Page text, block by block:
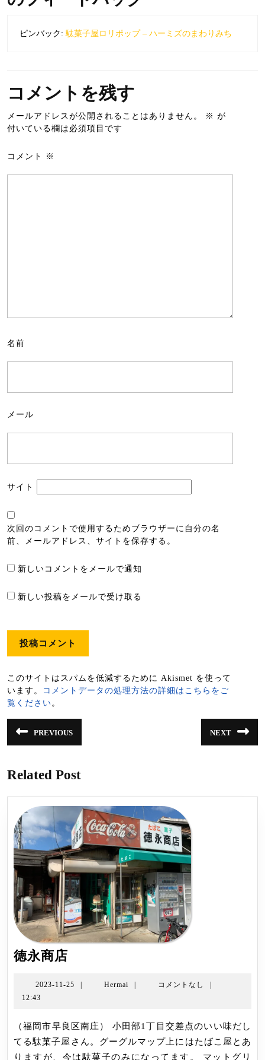
ピンバック: 駄菓子屋ロリポップ – ハーミズのまわりみち
コメントを残す
メールアドレスが公開されることはありません。 ※ が
付いている欄は必須項目です
コメント ※
名前
メール
サイト
次回のコメントで使用するためブラウザーに自分の名
前、メールアドレス、サイトを保存する。
新しいコメントをメールで通知
新しい投稿をメールで受け取る
このサイトはスパムを低減するために Akismet を使って
います。
コメントデータの処理方法の詳細はこちらをご
覧ください 。
投
稿
ビ
ゲ
ー
シ
ョ
ン
PREVIOUS
の
NEXT
の
Related Post
徳永商店
商
2023-11-25
2023-
| Hermai Hermai
| コメントなし
|
12:43
（福岡市早良区南庄） 小田部1丁目交差点のいい味だし
てる駄菓子屋さん。グーグルマップ上にはたばこ屋とあ
りますが、今は駄菓子のみになってます。 マットグリ